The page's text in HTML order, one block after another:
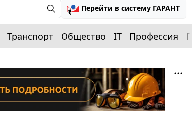
Перейти в систему ГАРАНТ
Транспорт Общество IT Профессия